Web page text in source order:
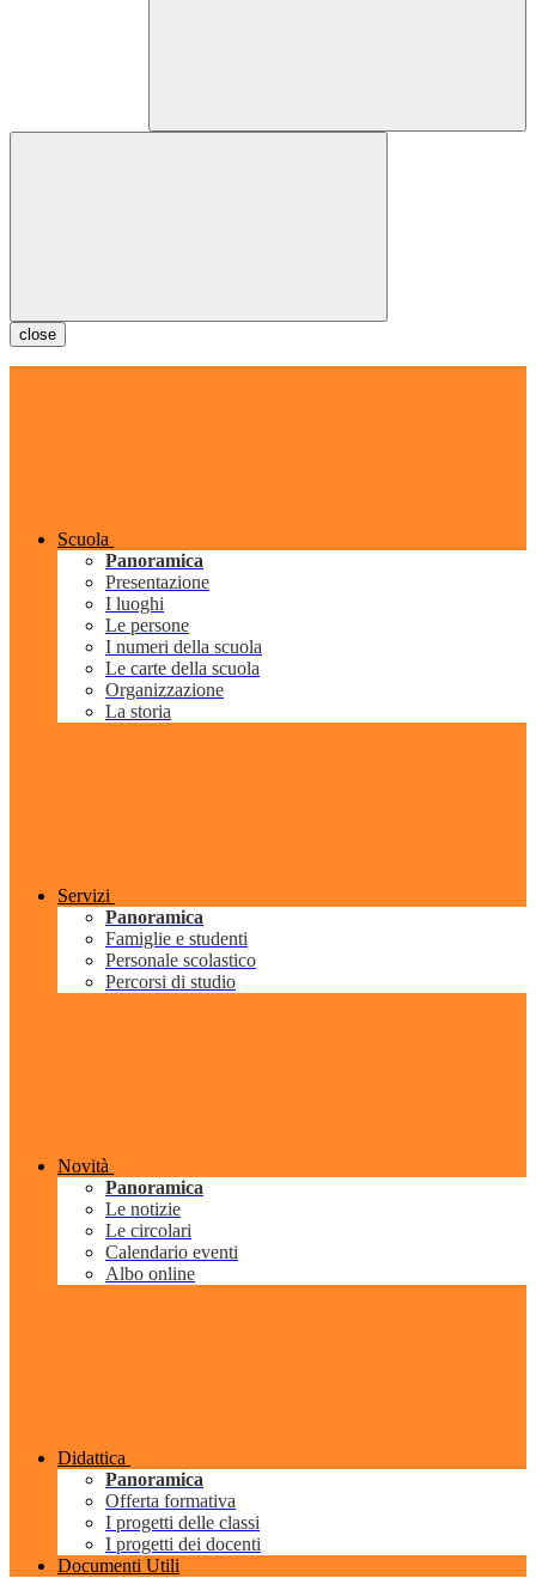
close
Scuola
Panoramica
Presentazione
I luoghi
Le persone
I numeri della scuola
Le carte della scuola
Organizzazione
La storia
Servizi
Panoramica
Famiglie e studenti
Personale scolastico
Percorsi di studio
Novità
Panoramica
Le notizie
Le circolari
Calendario eventi
Albo online
Didattica
Panoramica
Offerta formativa
I progetti delle classi
I progetti dei docenti
Documenti Utili